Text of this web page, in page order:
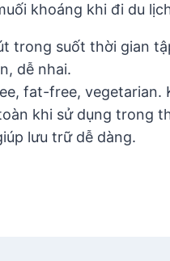
khoáng khi đi du
trong suốt thời gian
dễ nhai.
fat-free, vegetarian.
khi sử dụng trong
lưu trữ dễ dàng.